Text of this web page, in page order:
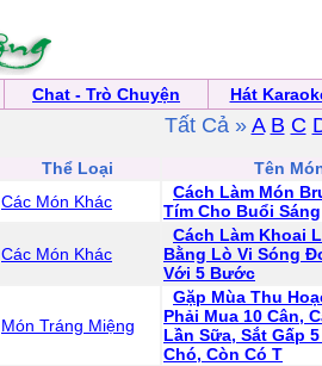
Chat - Trò Chuyện
Hát
Tất Cả » A B C
Thể Loại
Tên
Các Món Khác
Cách Làm Món
Tím Cho Buổi Sáng
Các Món Khác
Cách Làm Khoai
Bằng Lò Vi Sóng
Với 5 Bước
Món Tráng Miệng
Gặp Mùa Thu
Phải Mua 10 Cân,
Lần Sữa, Sắt Gấp
Chó, Còn Có T